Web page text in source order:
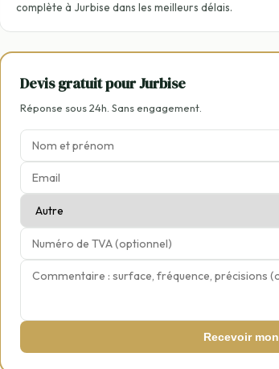
complète à Jurbise dans les meilleurs délais.
Devis gratuit pour Jurbise
Réponse sous 24h. Sans engagement.
Recevoir